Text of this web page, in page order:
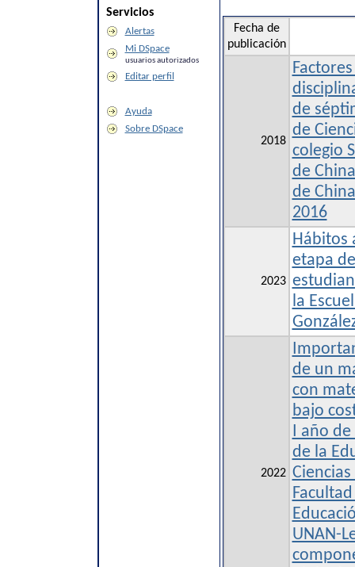
Servicios
Alertas
Mi DSpace
usuarios autorizados
Editar perfil
Ayuda
Sobre DSpace
Fecha de
publicación
2018
de
de
colegio
de
de
2016
2023
Hábitos
etapa
la
2022
de un
con
bajo
I año de
de la
UNAN-